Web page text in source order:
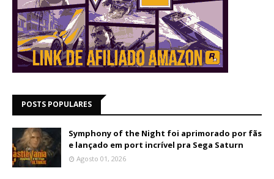
POSTS POPULARES
Symphony of the Night foi aprimorado por fãs
e lançado em port incrível pra Sega Saturn
Agosto 01, 2026